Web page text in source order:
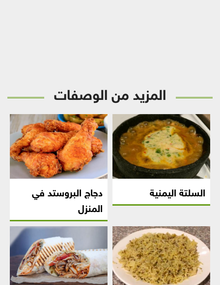
المزيد من الوصفات
السلتة اليمنية
دجاج البروستد في
المنزل